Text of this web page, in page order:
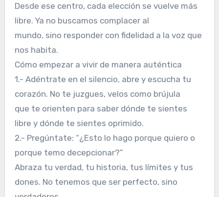
Desde ese centro, cada elección se vuelve más
libre. Ya no buscamos complacer al
mundo, sino responder con fidelidad a la voz que
nos habita.
Cómo empezar a vivir de manera auténtica
1.- Adéntrate en el silencio, abre y escucha tu
corazón. No te juzgues, velos como brújula
que te orienten para saber dónde te sientes
libre y dónde te sientes oprimido.
2.- Pregúntate: “¿Esto lo hago porque quiero o
porque temo decepcionar?”
Abraza tu verdad, tu historia, tus límites y tus
dones. No tenemos que ser perfecto, sino